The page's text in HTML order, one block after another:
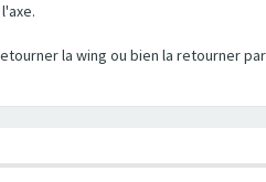
la wing ou bien la retourner